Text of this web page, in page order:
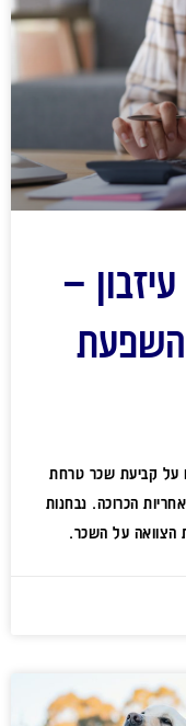
–
על קביעת שכר טרחת
הכרוכה. נבחנות
הצוואה על השכר.